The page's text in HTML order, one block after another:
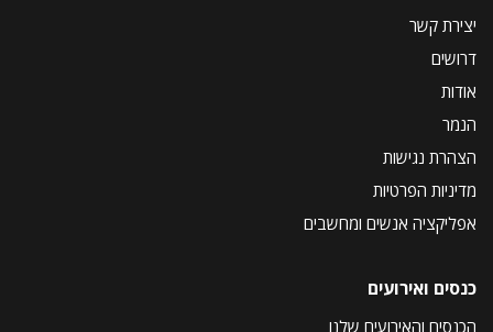
יצירת קשר
דרושים
אודות
הנמר
הצהרת נגישות
מדיניות הפרטיות
אפליקציה אנשים ומחשבים
כנסים ואירועים
הכנסים והאירועים שלנו